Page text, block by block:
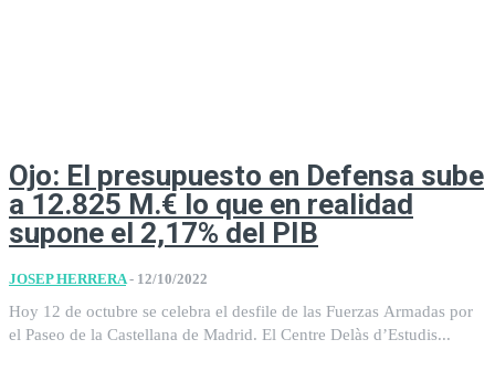
Ojo: El presupuesto en Defensa sube
a 12.825 M.€ lo que en realidad
supone el 2,17% del PIB
JOSEP HERRERA - 12/10/2022
Hoy 12 de octubre se celebra el desfile de las Fuerzas Armadas por
el Paseo de la Castellana de Madrid. El Centre Delàs d’Estudis...